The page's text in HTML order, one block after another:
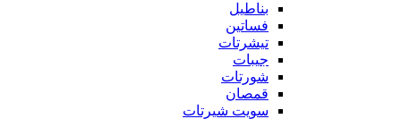
بناطيل
فساتين
تيشرتات
جيبات
شورتات
قمصان
سويت شيرتات